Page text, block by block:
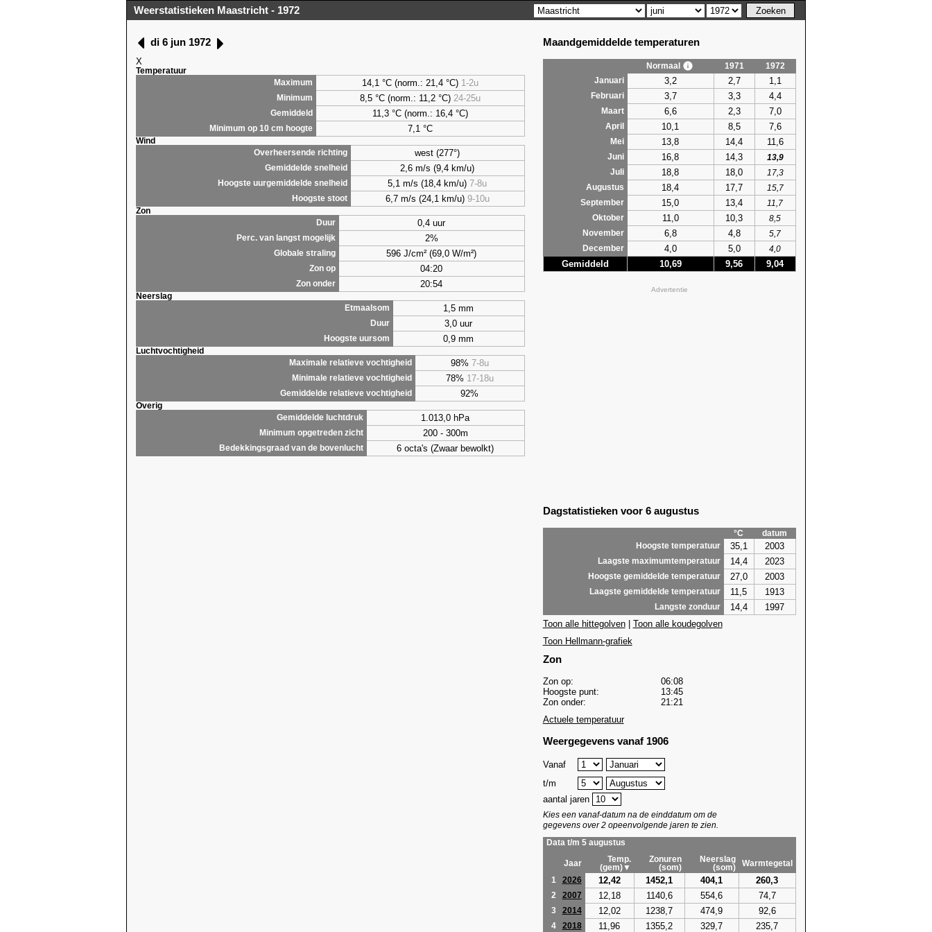
Weerstatistieken Maastricht - 1972
di 6 jun 1972
X
Temperatuur
Maximum
14,1 °C (norm.: 21,4 °C) 1-2u
Minimum 8,5°C (norm.: 11,2 °C) 24-25u
Gemiddeld 11,3 °C (norm.: 16,4 °C)
Minimum op 10 cm hoogte 7,1 °C
Wind
Overheersende richting
west (277°)
Gemiddelde snelheid 2,6 m/s (9,4 km/u)
Hoogste uurgemiddelde snelheid 5,1 m/s (18,4 km/u)7-8u
Hoogste stoot 6,7 m/s (24,1 km/u) 9-10u
Zon
Duur
0,4 uur
Perc. van langst mogelijk 2%
Globale straling 596 J/cm² (69,0 W/m²)
Zon op 04:20
Zon onder 20:54
Neerslag
Etmaalsom
1,5 mm
Duur 3,0 uur
Hoogste uursom 0,9 mm
Luchtvochtigheid
Maximale relatieve vochtigheid
98% 7-8u
Minimale relatieve vochtigheid 78% 17-18u
Gemiddelde relatieve vochtigheid 92%
Overig
Gemiddelde luchtdruk
1.013,0 hPa
Minimum opgetreden zicht 200 - 300m
Bedekkingsgraad van de bovenlucht 6 octa's (Zwaar bewolkt)
Maandgemiddelde temperaturen
Normaal 1971
1972
Januari
3,2 2,7 1,1
Februari 3,7 3,3 4,4
Maart 6,6 2,3 7,0
April 10,1 8,5 7,6
Mei 13,8 14,4 11,6
Juni 16,8 14,3
13,9
Juli
18,8 18,0
17,3
Augustus
18,4 17,7
15,7
September
15,0 13,4
11,7
Oktober
11,0 10,3
8,5
November
6,8 4,8
5,7
December
4,0 5,0 4,0
Gemiddeld 10,69 9,56 9,04
Advertentie
Dagstatistieken voor 6 augustus
°C
datum
Hoogste temperatuur
35,1 2003
Laagste maximumtemperatuur 14,4 2023
Hoogste gemiddelde temperatuur 27,0 2003
Laagste gemiddelde temperatuur 11,5 1913
Langste zonduur 14,4
1997
Toon alle hittegolven| Toon alle koudegolven
Toon Hellmann-grafiek
Zon
Zon op:
06:08
Hoogste punt:
13:45
Zon onder:
21:21
Actuele temperatuur
Weergegevens vanaf 1906
Vanaf
t/m
aantal jaren
Kies een vanaf-datum na de einddatum om de
gegevens over 2 opeenvolgende jaren te zien.
Data t/m 5 augustus
Jaar
Temp.
(gem)▼
Zonuren
(som)
Neerslag
(som)
Warmtegetal
1
2026 12,42 1452,1 404,1 260,3
2 2007 12,18 1140,6 554,6 74,7
3 2014 12,02 1238,7 474,9 92,6
4 2018 11,96 1355,2 329,7 235,7